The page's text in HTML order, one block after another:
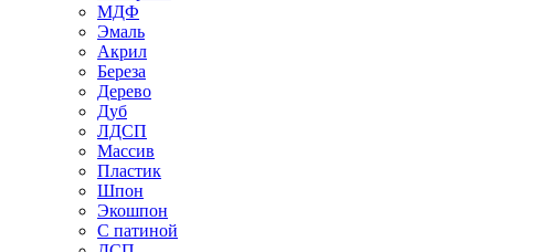
МДФ
Эмаль
Акрил
Береза
Дерево
Дуб
ЛДСП
Массив
Пластик
Шпон
Экошпон
С патиной